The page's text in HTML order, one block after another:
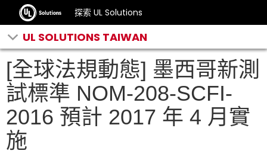
探索 UL Solutions
UL SOLUTIONS TAIWAN
[全球法規動態] 墨西哥新測
試標準 NOM-208-SCFI-
2016 預計 2017 年 4 月實
施